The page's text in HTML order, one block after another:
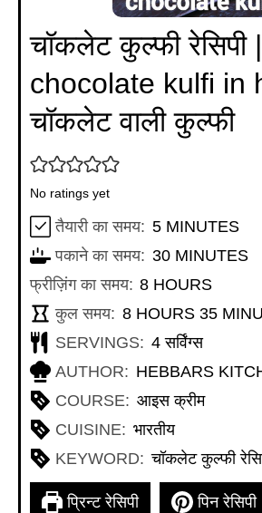
चॉकलेट कुल्फी रेसिपी |
chocolate kulfi in
चॉकलेट वाली कुल्फी
No ratings yet
तैयारी का समय: 5MINUTES
MINUTES
पकाने का समय: 30MINUTES
MINUTES
फ्रीज़िंग का समय: 8HOURS
HOURS
कुल समय: 8HOURS
HOURS 35
SERVINGS: 4 सर्विंग्स
AUTHOR: HEBBARS
COURSE: आइस क्रीम
CUISINE: भारतीय
KEYWORD: चॉकलेट कुल्फी
प्रिन्ट रेसिपी पिन रेसिपी